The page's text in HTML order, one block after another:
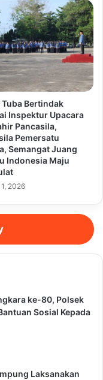
Tuba Bertindak
Inspektur Upacara
Pancasila,
Pemersatu
Semangat Juang
Indonesia Maju
2026
ke-80, Polsek
Sosial Kepada
Laksanakan